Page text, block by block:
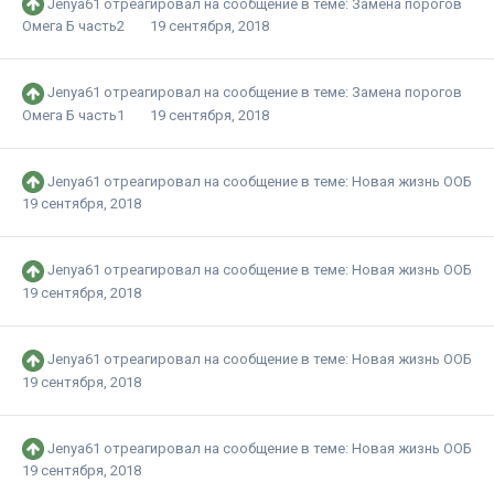
Jenya61 отреагировал на сообщение в теме: Замена порогов
Омега Б часть2
19 сентября, 2018
Jenya61 отреагировал на сообщение в теме: Замена порогов
Омега Б часть1
19 сентября, 2018
Jenya61 отреагировал на сообщение в теме: Новая жизнь ООБ
19 сентября, 2018
Jenya61 отреагировал на сообщение в теме: Новая жизнь ООБ
19 сентября, 2018
Jenya61 отреагировал на сообщение в теме: Новая жизнь ООБ
19 сентября, 2018
Jenya61 отреагировал на сообщение в теме: Новая жизнь ООБ
19 сентября, 2018